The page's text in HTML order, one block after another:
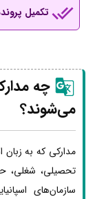
تکمیل
چه
می‌شوند؟
مدارکی که به زبان
تحصیلی، شغلی،
سازمان‌های